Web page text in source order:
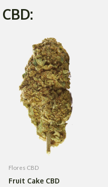
Flores CBD
Fruit Cake CBD